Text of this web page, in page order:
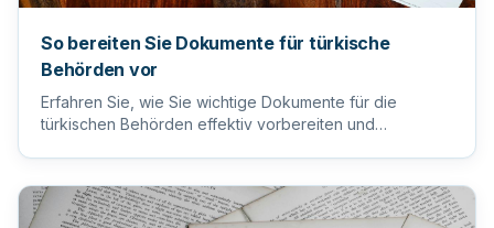
So bereiten Sie Dokumente für türkische
Behörden vor
Erfahren Sie, wie Sie wichtige Dokumente für die
türkischen Behörden effektiv vorbereiten und